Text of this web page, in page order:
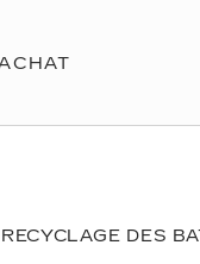
RECYCLAGE DES